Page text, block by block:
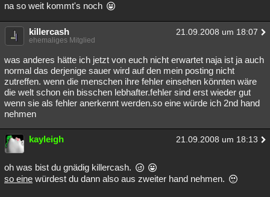
na so weit kommt's noch
killercash 21.09.2008 um 18:07
ehemaliges Mitglied
was anderes hätte ich jetzt von euch nicht erwartet naja ist ja auch
normal das derjenige sauer wird auf den mein posting nicht
zutreffen. wenn die menschen ihre fehler einsehen könnten wäre
die welt schon ein bisschen lebhafter.fehler sind erst wieder gut
wenn sie als fehler anerkennt werden.so eine würde ich 2nd hand
nehmen
kayleigh 21.09.2008 um 18:13
oh was bist du gnädig killercash.
so eine würdest du dann also aus zweiter hand nehmen.